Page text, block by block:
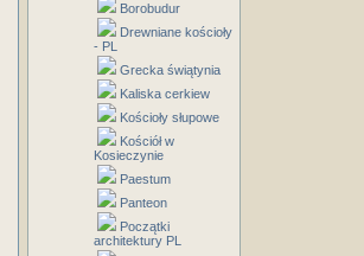
Borobudur
Drewniane kościoły
- PL
Grecka świątynia
Kaliska cerkiew
Kościoły słupowe
Kościół w
Kosieczynie
Paestum
Panteon
Początki
architektury PL